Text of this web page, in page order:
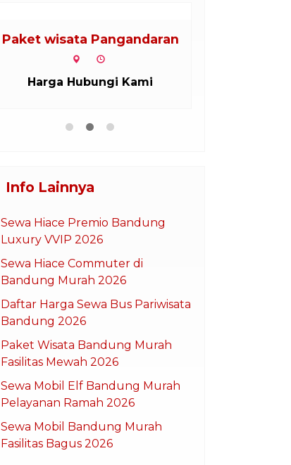
Paket wisata Pangandaran
Harga Hubungi Kami
Info Lainnya
Sewa Hiace Premio Bandung
Luxury VVIP 2026
Sewa Hiace Commuter di
Bandung Murah 2026
Daftar Harga Sewa Bus Pariwisata
Bandung 2026
Paket Wisata Bandung Murah
Fasilitas Mewah 2026
Sewa Mobil Elf Bandung Murah
Pelayanan Ramah 2026
Sewa Mobil Bandung Murah
Fasilitas Bagus 2026